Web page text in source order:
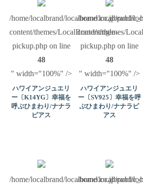
/home/localbrand/localbrand.co.jp/
content/themes/LocalBrand/single-
pickup.php on line
48
" width="100%" />
ハワイアンジュエリ
ー〔K14YG〕幸福を
呼ぶひまわり/ナナラ
ピアス
/home/localbrand/
content/themes/
pickup.php on line
48
" width="100%" />
ハワイアンジュエリ
ー〔SV925〕幸福を呼
ぶひまわり/ナナラピ
アス
/home/localbrand/localbrand.co.jp/
/home/localbrand/